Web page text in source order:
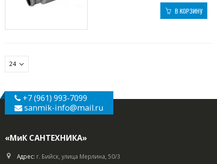
В КОРЗИНУ
+7 (961) 993-7099
sanmik-info@mail.ru
«МиК САНТЕХНИКА»
Адрес: г. Бийск, улица Мерлина, 50/3